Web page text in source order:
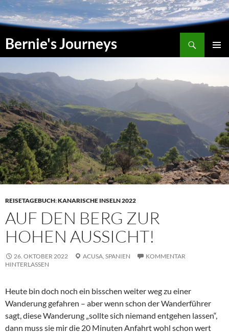
Zum
Inhalt
springen
Bernie's Journeys
Suchen
REISETAGEBUCH:KANARISCHE INSELN 2022
AUF DEN BERG ZUR
HOHEN AUSSICHT!
26. OKTOBER 2022 ACUSA, SPANIEN
KOMMENTAR
HINTERLASSEN
Heute bin doch noch ein bisschen weiter weg zu einer
Wanderung gefahren – aber wenn schon der Wanderführer
sagt, diese Wanderung sollte sich niemand entgehen lassen ,
dann muss sie mir die 20 Minuten Anfahrt wohl schon wert